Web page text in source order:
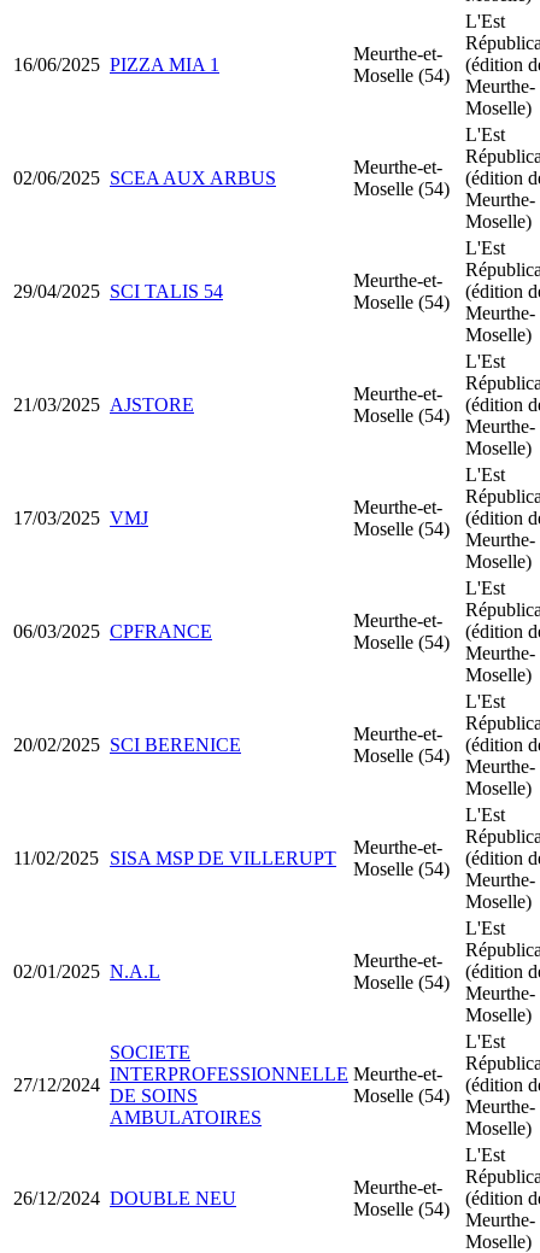
16/06/2025 PIZZA MIA 1
Meurthe-et-
Moselle (54)
L'Est
(édition
Meurthe-
Moselle)
02/06/2025 SCEA AUX ARBUS
Meurthe-et-
Moselle (54)
L'Est
(édition
Meurthe-
Moselle)
29/04/2025 SCI TALIS 54
Meurthe-et-
Moselle (54)
L'Est
(édition
Meurthe-
Moselle)
21/03/2025 AJSTORE
Meurthe-et-
Moselle (54)
L'Est
(édition
Meurthe-
Moselle)
17/03/2025 VMJ
Meurthe-et-
Moselle (54)
L'Est
(édition
Meurthe-
Moselle)
06/03/2025 CPFRANCE
Meurthe-et-
Moselle (54)
L'Est
(édition
Meurthe-
Moselle)
20/02/2025 SCI BERENICE
Meurthe-et-
Moselle (54)
L'Est
(édition
Meurthe-
Moselle)
11/02/2025 SISA MSP DE VILLERUPT
Meurthe-et-
Moselle (54)
L'Est
(édition
Meurthe-
Moselle)
02/01/2025 N.A.L
Meurthe-et-
Moselle (54)
L'Est
(édition
Meurthe-
Moselle)
27/12/2024
SOCIETE
INTERPROFESSIONNELLE
DE SOINS
AMBULATOIRES
Meurthe-et-
Moselle (54)
L'Est
(édition
Meurthe-
Moselle)
26/12/2024 DOUBLE NEU
Meurthe-et-
Moselle (54)
L'Est
(édition
Meurthe-
Moselle)